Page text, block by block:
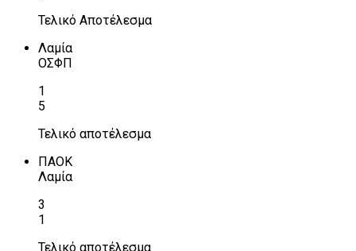
Τελικό Αποτέλεσμα
Λαμία
ΟΣΦΠ
1
5
Τελικό αποτέλεσμα
ΠΑΟΚ
Λαμία
3
1
Τελικό αποτέλεσμα